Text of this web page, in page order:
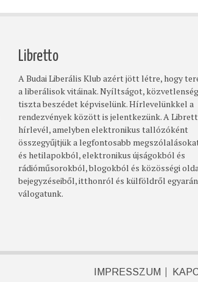
Libretto
A Budai Liberális Klub azért jött létre, hogy
a liberálisok vitáinak. Nyíltságot,
tiszta beszédet képviselünk. Hírlevelünkkel a
rendezvények között is jelentkezünk. A
hírlevél, amelyben elektronikus tallózóként
összegyűjtjük a legfontosabb
és hetilapokból, elektronikus újságokból és
rádióműsorokból, blogokból és közösségi
bejegyzéseiből, itthonról és külföldről
válogatunk.
IMPRESSZUM